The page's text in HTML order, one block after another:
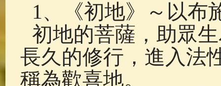
1、《初地》～以布
初地的菩薩，助眾
長久的修行，進入法
稱為歡喜地。